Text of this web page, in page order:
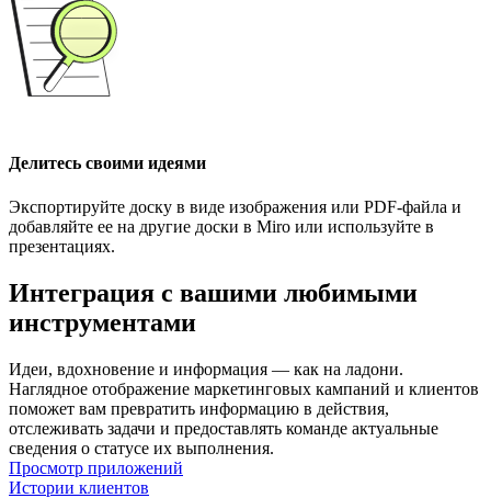
Делитесь своими идеями
Экспортируйте доску в виде изображения или PDF-файла и
добавляйте ее на другие доски в Miro или используйте в
презентациях.
Интеграция с вашими любимыми
инструментами
Идеи, вдохновение и информация — как на ладони.
Наглядное отображение маркетинговых кампаний и клиентов
поможет вам превратить информацию в действия,
отслеживать задачи и предоставлять команде актуальные
сведения о статусе их выполнения.
Просмотр приложений
Истории клиентов